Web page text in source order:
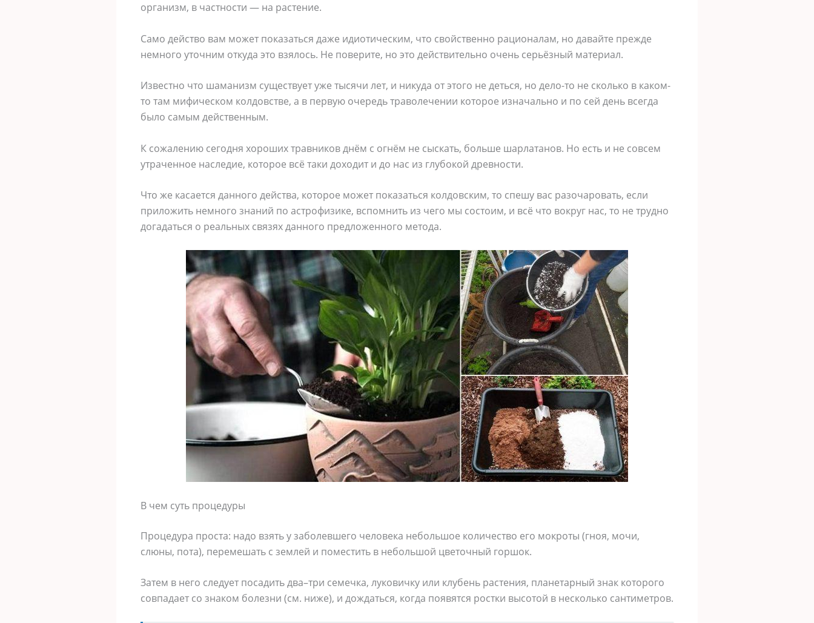
организм, в частности — на растение.
Само действо вам может показаться даже идиотическим, что свойственно рационалам, но давайте прежде
немного уточним откуда это взялось. Не поверите, но это действительно очень серьёзный материал.
Известно что шаманизм существует уже тысячи лет, и никуда от этого не деться, но дело-то не сколько в каком-
то там мифическом колдовстве, а в первую очередь траволечении которое изначально и по сей день всегда
было самым действенным.
К сожалению сегодня хороших травников днём с огнём не сыскать, больше шарлатанов. Но есть и не совсем
утраченное наследие, которое всё таки доходит и до нас из глубокой древности.
Что же касается данного действа, которое может показаться колдовским, то спешу вас разочаровать, если
приложить немного знаний по астрофизике, вспомнить из чего мы состоим, и всё что вокруг нас, то не трудно
догадаться о реальных связях данного предложенного метода.
В чем суть процедуры
Процедура проста: надо взять у заболевшего человека небольшое количество его мокроты (гноя, мочи,
слюны, пота), перемешать с землей и поместить в небольшой цветочный горшок.
Затем в него следует посадить два–три семечка, луковичку или клубень растения, планетарный знак которого
совпадает со знаком болезни (см. ниже), и дождаться, когда появятся ростки высотой в несколько сантиметров.